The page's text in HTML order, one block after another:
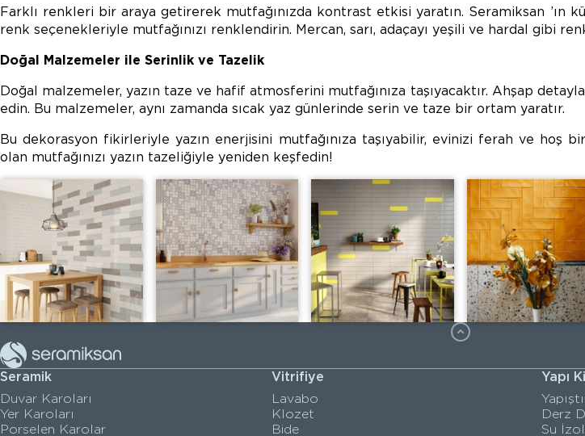
Farklı renkleri bir araya getirerek mutfağınızda kontrast etkisi yaratın. Seramiksan ’ın
renk seçenekleriyle mutfağınızı renklendirin. Mercan, sarı, adaçayı yeşili ve hardal gibi
Doğal Malzemeler ile Serinlik ve Tazelik
Doğal malzemeler, yazın taze ve hafif atmosferini mutfağınıza taşıyacaktır. Ahşap
edin. Bu malzemeler, aynı zamanda sıcak yaz günlerinde serin ve taze bir ortam yaratır.
Bu dekorasyon fikirleriyle yazın enerjisini mutfağınıza taşıyabilir, evinizi ferah ve hoş
olan mutfağınızı yazın tazeliğiyle yeniden keşfedin!
Seramik
Duvar Karoları
Yer Karoları
Porselen Karolar
Vitrifiye
Lavabo
Klozet
Bide
Yapı
Derz
Su